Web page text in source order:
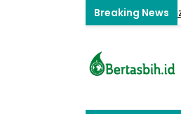
Habib Umar bin Hafizh di